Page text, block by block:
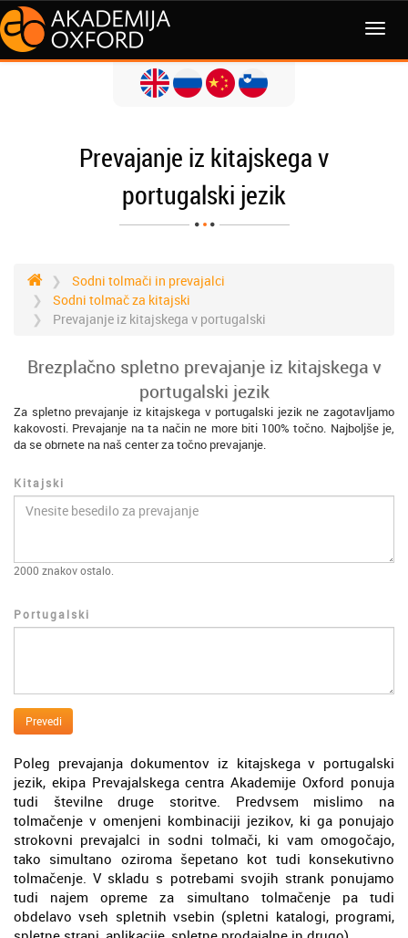
MENI
Prevajanje iz kitajskega v
portugalski jezik
Sodni tolmači in prevajalci
Sodni tolmač za kitajski
Prevajanje iz kitajskega v portugalski
Brezplačno spletno prevajanje iz kitajskega v
portugalski jezik
Za spletno prevajanje iz kitajskega v portugalski jezik ne zagotavljamo
kakovosti. Prevajanje na ta način ne more biti 100% točno. Najboljše je,
da se obrnete na naš center za točno prevajanje.
Kitajski
2000 znakov ostalo.
Portugalski
Prevedi
Poleg prevajanja dokumentov iz kitajskega v portugalski
jezik, ekipa Prevajalskega centra Akademije Oxford ponuja
tudi številne druge storitve. Predvsem mislimo na
tolmačenje v omenjeni kombinaciji jezikov, ki ga ponujajo
strokovni prevajalci in sodni tolmači, ki vam omogočajo,
tako simultano oziroma šepetano kot tudi konsekutivno
tolmačenje. V skladu s potrebami svojih strank ponujamo
tudi najem opreme za simultano tolmačenje pa tudi
obdelavo vseh spletnih vsebin (spletni katalogi, programi,